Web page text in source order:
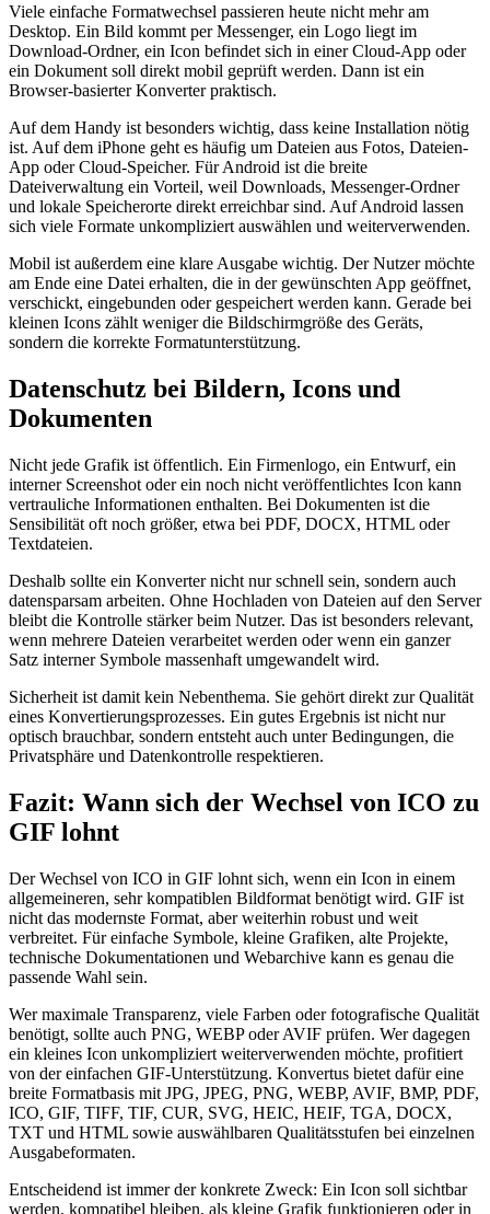
Viele einfache Formatwechsel passieren heute nicht mehr am
Desktop. Ein Bild kommt per Messenger, ein Logo liegt im
Download-Ordner, ein Icon befindet sich in einer Cloud-App oder
ein Dokument soll direkt mobil geprüft werden. Dann ist ein
Browser-basierter Konverter praktisch.
Auf dem Handy ist besonders wichtig, dass keine Installation nötig
ist. Auf dem iPhone geht es häufig um Dateien aus Fotos, Dateien-
App oder Cloud-Speicher. Für Android ist die breite
Dateiverwaltung ein Vorteil, weil Downloads, Messenger-Ordner
und lokale Speicherorte direkt erreichbar sind. Auf Android lassen
sich viele Formate unkompliziert auswählen und weiterverwenden.
Mobil ist außerdem eine klare Ausgabe wichtig. Der Nutzer möchte
am Ende eine Datei erhalten, die in der gewünschten App geöffnet,
verschickt, eingebunden oder gespeichert werden kann. Gerade bei
kleinen Icons zählt weniger die Bildschirmgröße des Geräts,
sondern die korrekte Formatunterstützung.
Datenschutz bei Bildern, Icons und
Dokumenten
Nicht jede Grafik ist öffentlich. Ein Firmenlogo, ein Entwurf, ein
interner Screenshot oder ein noch nicht veröffentlichtes Icon kann
vertrauliche Informationen enthalten. Bei Dokumenten ist die
Sensibilität oft noch größer, etwa bei PDF, DOCX, HTML oder
Textdateien.
Deshalb sollte ein Konverter nicht nur schnell sein, sondern auch
datensparsam arbeiten. Ohne Hochladen von Dateien auf den Server
bleibt die Kontrolle stärker beim Nutzer. Das ist besonders relevant,
wenn mehrere Dateien verarbeitet werden oder wenn ein ganzer
Satz interner Symbole massenhaft umgewandelt wird.
Sicherheit ist damit kein Nebenthema. Sie gehört direkt zur Qualität
eines Konvertierungsprozesses. Ein gutes Ergebnis ist nicht nur
optisch brauchbar, sondern entsteht auch unter Bedingungen, die
Privatsphäre und Datenkontrolle respektieren.
Fazit: Wann sich der Wechsel von ICO zu
GIF lohnt
Der Wechsel von ICO in GIF lohnt sich, wenn ein Icon in einem
allgemeineren, sehr kompatiblen Bildformat benötigt wird. GIF ist
nicht das modernste Format, aber weiterhin robust und weit
verbreitet. Für einfache Symbole, kleine Grafiken, alte Projekte,
technische Dokumentationen und Webarchive kann es genau die
passende Wahl sein.
Wer maximale Transparenz, viele Farben oder fotografische Qualität
benötigt, sollte auch PNG, WEBP oder AVIF prüfen. Wer dagegen
ein kleines Icon unkompliziert weiterverwenden möchte, profitiert
von der einfachen GIF-Unterstützung. Konvertus bietet dafür eine
breite Formatbasis mit JPG, JPEG, PNG, WEBP, AVIF, BMP, PDF,
ICO, GIF, TIFF, TIF, CUR, SVG, HEIC, HEIF, TGA, DOCX,
TXT und HTML sowie auswählbaren Qualitätsstufen bei einzelnen
Ausgabeformaten.
Entscheidend ist immer der konkrete Zweck: Ein Icon soll sichtbar
werden, kompatibel bleiben, als kleine Grafik funktionieren oder in